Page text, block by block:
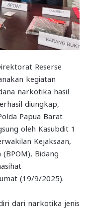
Reserse
kegiatan
narkotika hasil
diungkap,
Papua Barat
oleh Kasubdit 1
Kejaksaan,
Bidang
(19/9/2025).
dari narkotika jenis